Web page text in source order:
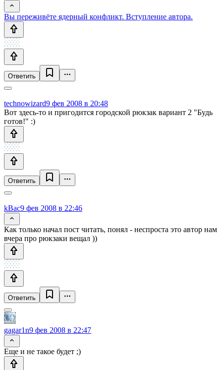
Вы переживёте ядерный конфликт. Вступление автора.
Ответить
technowizard9 фев 2008 в 20:48
Вот здесь-то и пригодится городской рюкзак вариант 2 "Будь
готов!" :)
Ответить
kBac9 фев 2008 в 22:46
Как только начал пост читать, понял - неспроста это автор нам
вчера про рюкзаки вещал ))
Ответить
gagar1n9 фев 2008 в 22:47
Еще и не такое будет ;)